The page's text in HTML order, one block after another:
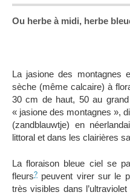
Ou herbe à midi, herbe
La jasione des montagnes
sèche (même calcaire) à
30 cm de haut, 50 au
« jasione des montagnes »,
(zandblauwtje) en
littoral et dans les clairières
La floraison bleue ciel se
fleurs? peuvent virer sur le
très visibles dans